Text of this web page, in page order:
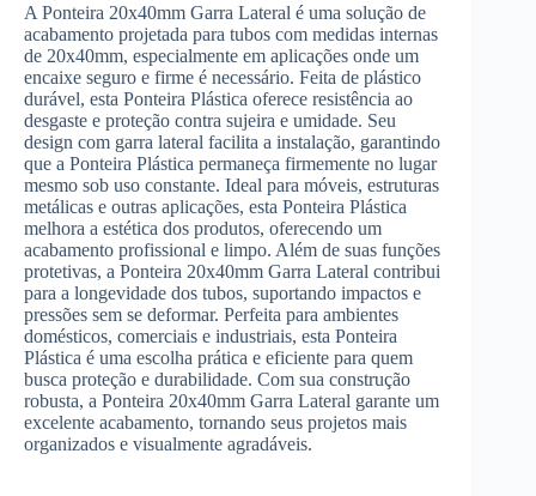
A Ponteira 20x40mm Garra Lateral é uma solução de
acabamento projetada para tubos com medidas internas
de 20x40mm, especialmente em aplicações onde um
encaixe seguro e firme é necessário. Feita de plástico
durável, esta Ponteira Plástica oferece resistência ao
desgaste e proteção contra sujeira e umidade. Seu
design com garra lateral facilita a instalação, garantindo
que a Ponteira Plástica permaneça firmemente no lugar
mesmo sob uso constante. Ideal para móveis, estruturas
metálicas e outras aplicações, esta Ponteira Plástica
melhora a estética dos produtos, oferecendo um
acabamento profissional e limpo. Além de suas funções
protetivas, a Ponteira 20x40mm Garra Lateral contribui
para a longevidade dos tubos, suportando impactos e
pressões sem se deformar. Perfeita para ambientes
domésticos, comerciais e industriais, esta Ponteira
Plástica é uma escolha prática e eficiente para quem
busca proteção e durabilidade. Com sua construção
robusta, a Ponteira 20x40mm Garra Lateral garante um
excelente acabamento, tornando seus projetos mais
organizados e visualmente agradáveis.